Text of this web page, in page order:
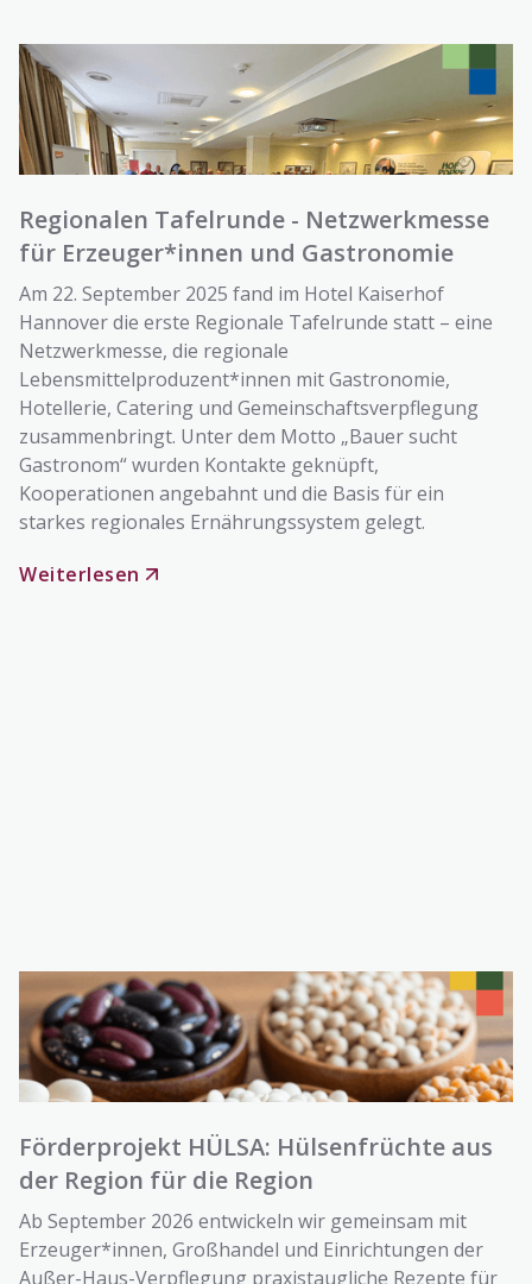
Regionalen Tafelrunde - Netzwerkmesse
für Erzeuger*innen und Gastronomie
Am 22. September 2025 fand im Hotel Kaiserhof
Hannover die erste Regionale Tafelrunde statt – eine
Netzwerkmesse, die regionale
Lebensmittelproduzent*innen mit Gastronomie,
Hotellerie, Catering und Gemeinschaftsverpflegung
zusammenbringt. Unter dem Motto „Bauer sucht
Gastronom“ wurden Kontakte geknüpft,
Kooperationen angebahnt und die Basis für ein
starkes regionales Ernährungssystem gelegt.
Weiterlesen
Förderprojekt HÜLSA: Hülsenfrüchte aus
der Region für die Region
Ab September 2026 entwickeln wir gemeinsam mit
Erzeuger*innen, Großhandel und Einrichtungen der
Außer-Haus-Verpflegung praxistaugliche Rezepte für